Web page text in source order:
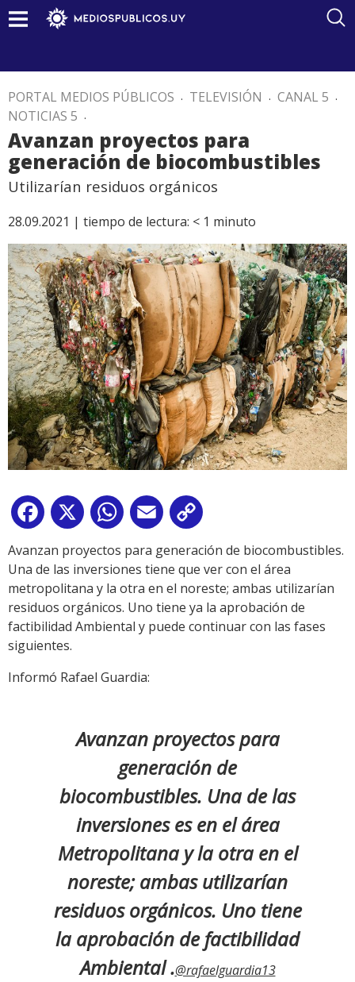
PORTAL MEDIOS PÚBLICOS . TELEVISIÓN . CANAL 5 .
NOTICIAS 5 .
Avanzan proyectos para
generación de biocombustibles
Utilizarían residuos orgánicos
28.09.2021 | tiempo de lectura: < 1 minuto
Facebook
X WhatsApp
Email
Link
Avanzan proyectos para generación de biocombustibles.
Una de las inversiones tiene que ver con el área
metropolitana y la otra en el noreste; ambas utilizarían
residuos orgánicos. Uno tiene ya la aprobación de
factibilidad Ambiental y puede continuar con las fases
siguientes.
Informó Rafael Guardia:
Avanzan proyectos para
generación de
biocombustibles. Una de las
inversiones es en el área
Metropolitana y la otra en el
noreste; ambas utilizarían
residuos orgánicos. Uno tiene
la aprobación de factibilidad
Ambiental .@rafaelguardia13